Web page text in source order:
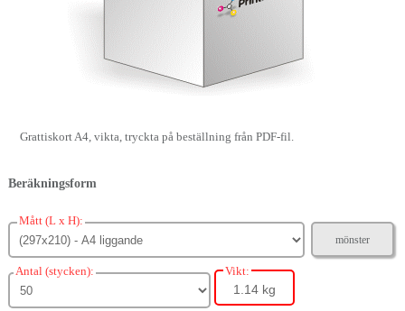
Grattiskort A4, vikta, tryckta på beställning från PDF-fil.
Beräkningsform
Mått (L x H):
mönster
Antal (stycken): Vikt:
1.14 kg